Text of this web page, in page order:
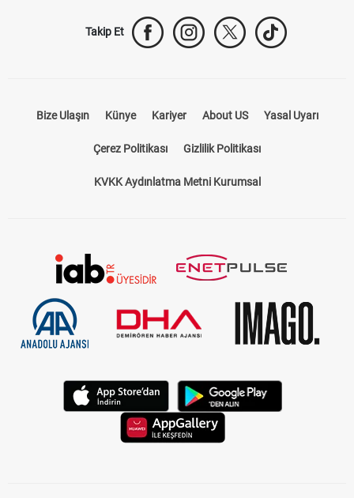
Takip Et
Bize Ulaşın Künye Kariyer About US Yasal Uyarı
Çerez Politikası Gizlilik Politikası
KVKK Aydınlatma Metni Kurumsal